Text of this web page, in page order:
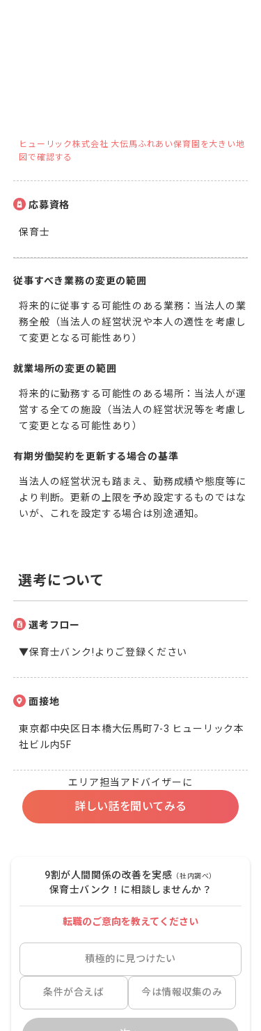
ヒューリック株式会社 大伝馬ふれあい保育園を大きい地
図で確認する
応募資格
保育士
従事すべき業務の変更の範囲
将来的に従事する可能性のある業務：当法人の業
務全般（当法人の経営状況や本人の適性を考慮し
て変更となる可能性あり）
就業場所の変更の範囲
将来的に勤務する可能性のある場所：当法人が運
営する全ての施設（当法人の経営状況等を考慮し
て変更となる可能性あり）
有期労働契約を更新する場合の基準
当法人の経営状況も踏まえ、勤務成績や態度等に
より判断。更新の上限を予め設定するものではな
いが、これを設定する場合は別途通知。
選考について
選考フロー
▼保育士バンク!よりご登録ください
面接地
東京都中央区日本橋大伝馬町7-3 ヒューリック本
社ビル内5F
エリア担当アドバイザーに
詳しい話を聞いてみる
9割が人間関係の改善を実感 （社内調べ）
保育士バンク！に相談しませんか？
転職のご意向を教えてください
積極的に見つけたい
条件が合えば 今は情報収集のみ